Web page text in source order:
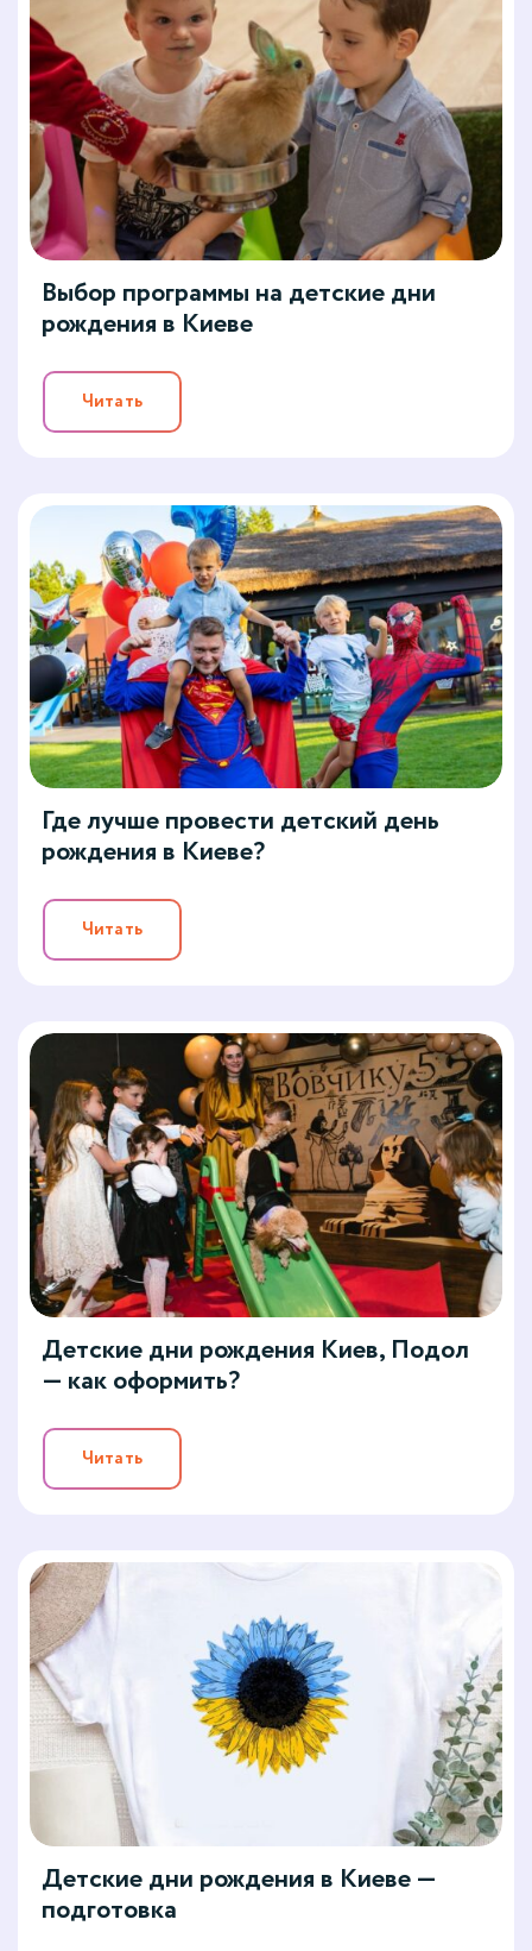
Выбор программы на детские дни
рождения в Киеве
Читать
Где лучше провести детский день
рождения в Киеве?
Читать
Детские дни рождения Киев, Подол
— как оформить?
Читать
Детские дни рождения в Киеве —
подготовка